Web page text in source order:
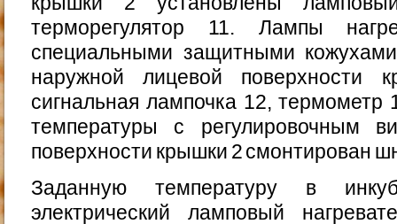
терморегулятор 11. Лампы
специальными защитными
наружной лицевой поверхности
сигнальная лам­почка 12, термометр
температуры с регулировоч­ным
поверхности крышки 2 смонтирован
Заданную температуру в
электрический лампо­вый